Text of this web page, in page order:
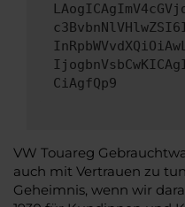
CiAgfQp9
VW Touareg
auch mit Vertrauen zu
Geheimnis, wenn wir